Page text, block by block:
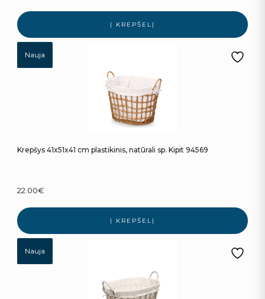
Į KREPŠELĮ
Nauja
Krepšys 41x51x41 cm plastikinis, natūrali sp. Kipit 94569
22.00€
Į KREPŠELĮ
Nauja